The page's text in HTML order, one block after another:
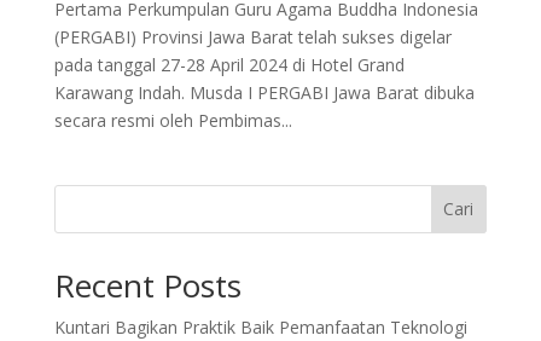
Pertama Perkumpulan Guru Agama Buddha Indonesia
(PERGABI) Provinsi Jawa Barat telah sukses digelar
pada tanggal 27-28 April 2024 di Hotel Grand
Karawang Indah. Musda I PERGABI Jawa Barat dibuka
secara resmi oleh Pembimas...
Cari
Recent Posts
Kuntari Bagikan Praktik Baik Pemanfaatan Teknologi